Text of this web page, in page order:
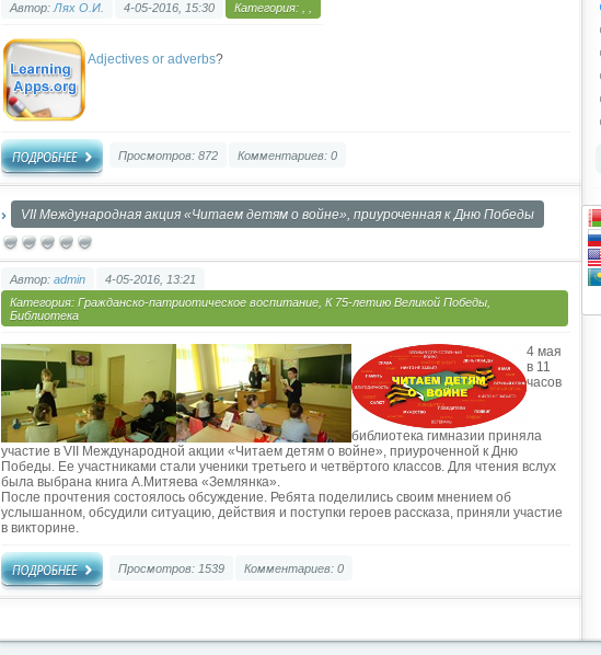
Автор: Лях О.И. 4-05-2016, 15:30 Категория:
Adjectives or adverbs?
Просмотров: 872 Комментариев: 0
VII Международная акция «Читаем детям о войне», приуроченная к Дню Победы
Автор: admin
4-05-2016, 13:21
Категория: Гражданско-патриотическое воспитание К 75-летию Великой Победы
Библиотека
4 мая
в 11
часов
библиотека гимназии приняла
участие в VII Международной акции «Читаем детям о войне», приуроченной к Дню
Победы. Ее участниками стали ученики третьего и четвёртого классов. Для чтения вслух
была выбрана книга А.Митяева «Землянка».
После прочтения состоялось обсуждение. Ребята поделились своим мнением об
услышанном, обсудили ситуацию, действия и поступки героев рассказа, приняли участие
в викторине.
Просмотров: 1539 Комментариев: 0